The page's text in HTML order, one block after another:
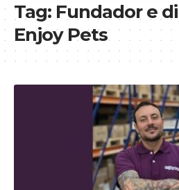
Tag: Fundador e
Enjoy Pets